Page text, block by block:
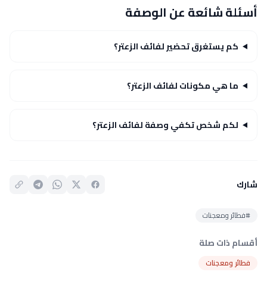
أسئلة شائعة عن الوصفة
كم يستغرق تحضير لفائف الزعتر؟
ما هي مكونات لفائف الزعتر؟
لكم شخص تكفي وصفة لفائف الزعتر؟
شارك
#فطائر ومعجنات
أقسام ذات صلة
فطائر ومعجنات